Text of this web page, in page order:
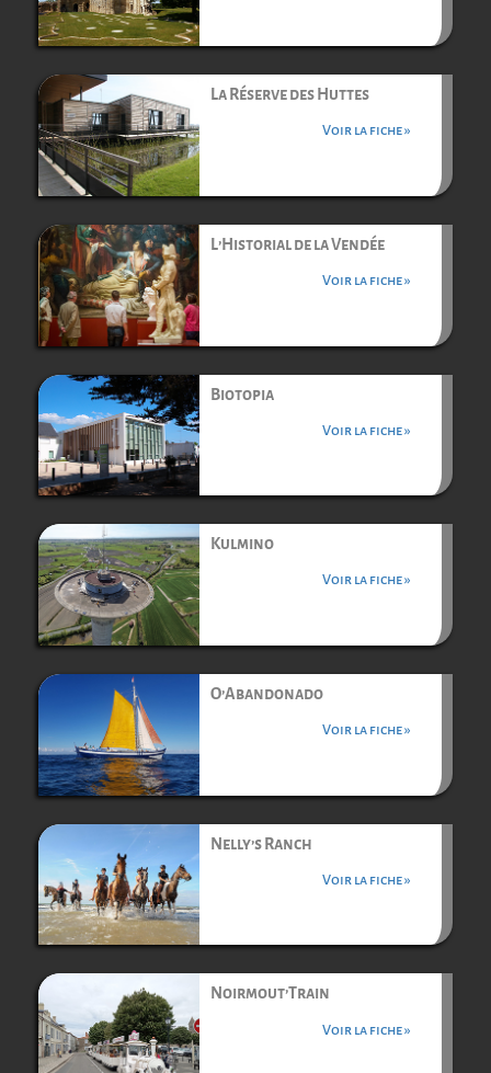
La Réserve des Huttes
Voir la fiche »
L’Historial de la Vendée
Voir la fiche »
Biotopia
Voir la fiche »
Kulmino
Voir la fiche »
O’Abandonado
Voir la fiche »
Nelly’s Ranch
Voir la fiche »
Noirmout’Train
Voir la fiche »